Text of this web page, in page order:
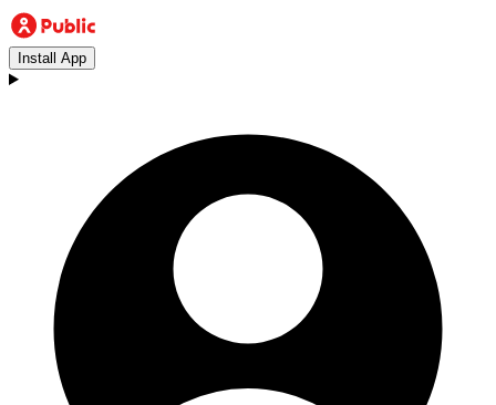
Install App